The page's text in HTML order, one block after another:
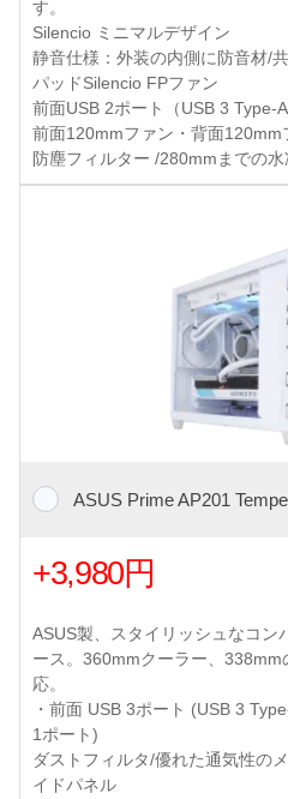
す。
Silencio ミニマルデザイン
静音仕様：外装の内側に防音材/
パッドSilencio FPファン
前面USB 2ポート（USB 3 Type-A
前面120mmファン・背面120mm
防塵フィルター /280mmまでの
ASUS Prime AP201
+3,980円
ASUS製、スタイリッシュなコン
ース。360mmクーラー、
応。
・前面 USB 3ポート (USB 3
1ポート)
ダストフィルタ/優れた通気性の
イドパネル